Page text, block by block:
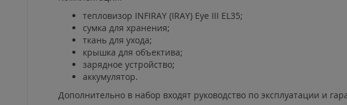
тепловизор INFIRAY (IRAY) Eye III EL35;
сумка для хранения;
ткань для ухода;
крышка для объектива;
зарядное устройство;
аккумулятор.
Дополнительно в набор входят руководство по эксплуатации и